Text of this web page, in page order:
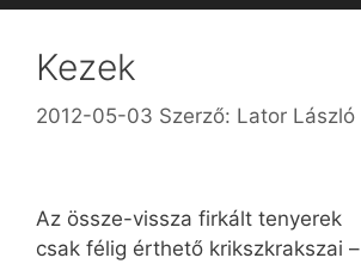
Kezek
2012-05-03 Szerző: Lator László
Az össze-vissza firkált tenyerek
csak félig érthető krikszkrakszai –